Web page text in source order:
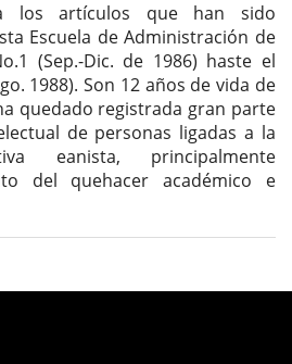
los artículos que han sido
Escuela de Administración de
(Sep.-Dic. de 1986) haste el
1988). Son 12 años de vida de
quedado registrada gran parte
de personas ligadas a la
eanista, principalmente
del quehacer académico e